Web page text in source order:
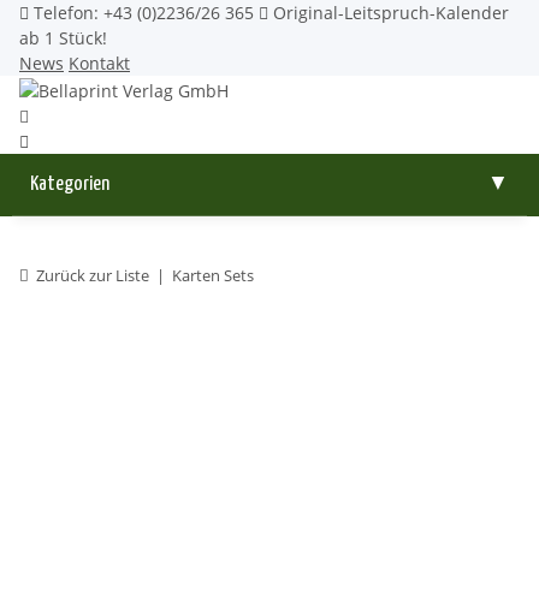
Telefon: +43 (0)2236/26 365
Original-Leitspruch-Kalender
ab 1 Stück!
News Kontakt
Kategorien ▼
Zurück zur Liste Karten Sets